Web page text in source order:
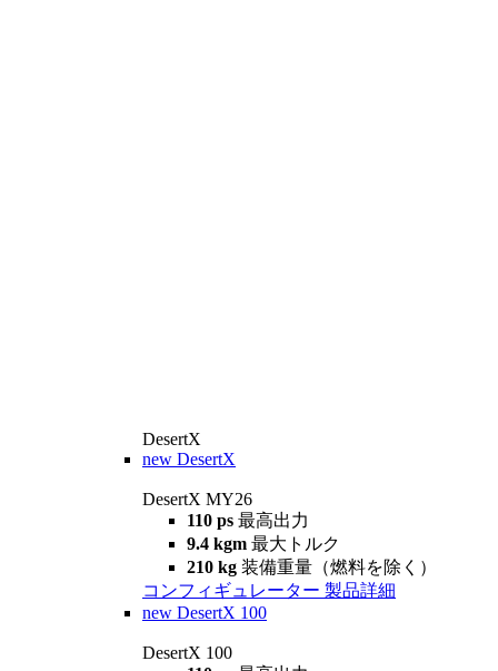
DesertX
new DesertX
DesertX MY26
110 ps 最高出力
9.4 kgm 最大トルク
210 kg 装備重量（燃料を除く）
コンフィギュレーター 製品詳細
new DesertX 100
DesertX 100